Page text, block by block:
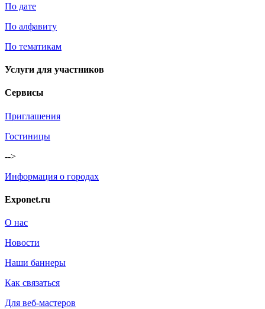
По дате
По алфавиту
По тематикам
Услуги для участников
Сервисы
Приглашения
Гостиницы
-->
Информация о городах
Exponet.ru
О нас
Новости
Наши баннеры
Как связаться
Для веб-мастеров